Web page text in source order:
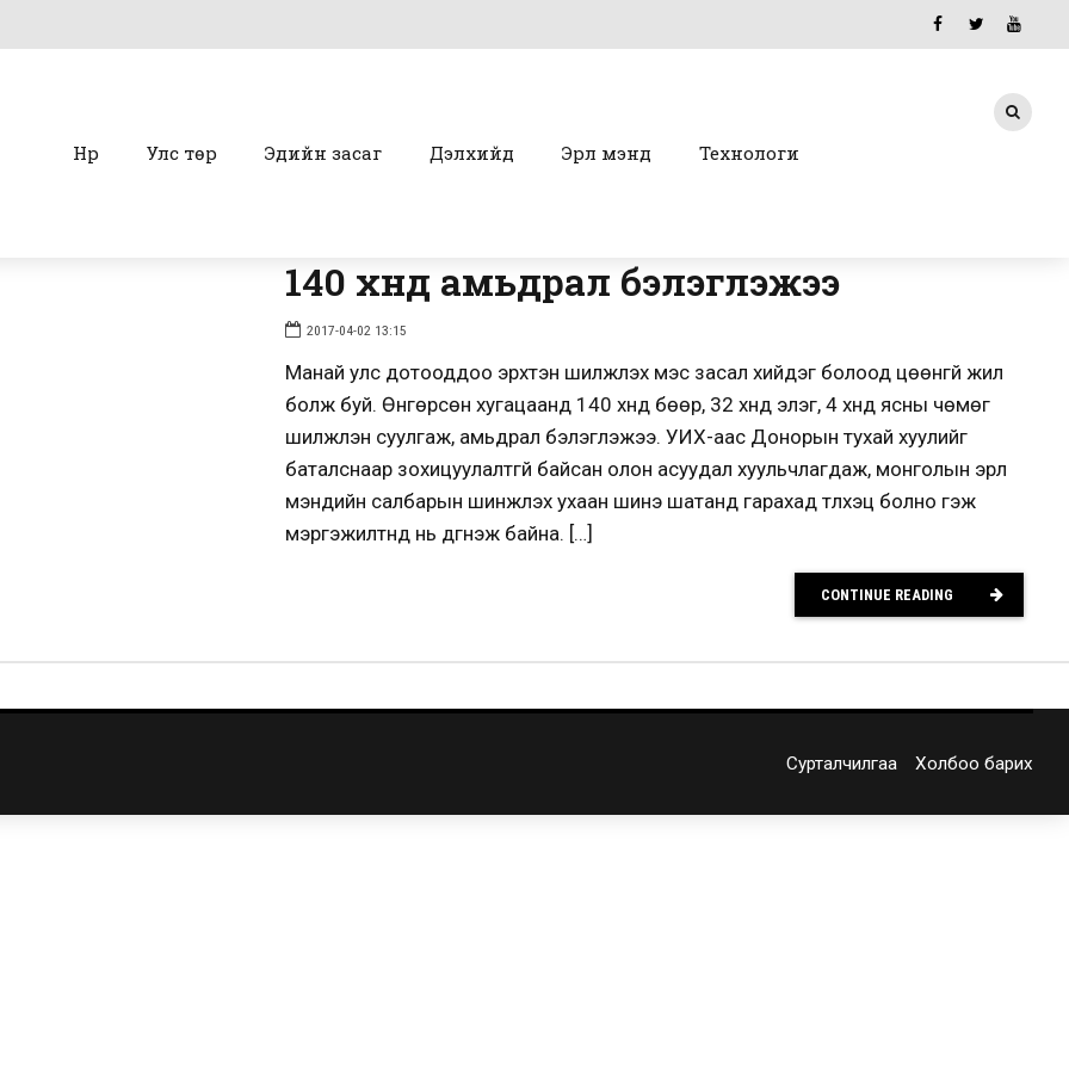
Нүүр Улс төр Эдийн засаг Дэлхийд Эрүүл мэнд Технологи
140 хүнд амьдрал бэлэглэжээ
2017-04-02 13:15
Манай улс дотооддоо эрхтэн шилжүүлэх мэс засал хийдэг болоод цөөнгүй жил
болж буй. Өнгөрсөн хугацаанд 140 хүнд бөөр, 32 хүнд элэг, 4 хүнд ясны чөмөг
шилжүүлэн суулгаж, амьдрал бэлэглэжээ. УИХ-аас Донорын тухай хуулийг
баталснаар зохицуулалтгүй байсан олон асуудал хуульчлагдаж, монголын эрүүл
мэндийн салбарын шинжлэх ухаан шинэ шатанд гарахад түлхэц болно гэж
мэргэжилтнүүд нь дүгнэж байна. […]
CONTINUE READING
Сурталчилгаа Холбоо барих